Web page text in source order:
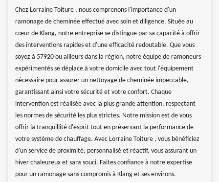
Chez Lorraine Toiture , nous comprenons l'importance d'un
ramonage de cheminée effectué avec soin et diligence. Située au
cœur de Klang, notre entreprise se distingue par sa capacité à offrir
des interventions rapides et d'une efficacité redoutable. Que vous
soyez à 57920 ou ailleurs dans la région, notre équipe de ramoneurs
expérimentés se déplace à votre domicile avec tout l'équipement
nécessaire pour assurer un nettoyage de cheminée impeccable,
garantissant ainsi votre sécurité et votre confort. Chaque
intervention est réalisée avec la plus grande attention, respectant
les normes de sécurité les plus strictes. Notre mission est de vous
offrir la tranquillité d'esprit tout en préservant la performance de
votre système de chauffage. Avec Lorraine Toiture , vous bénéficiez
d'un service de proximité, personnalisé et réactif, vous assurant un
hiver chaleureux et sans souci. Faites confiance à notre expertise
pour un ramonage sans compromis à Klang et ses environs.